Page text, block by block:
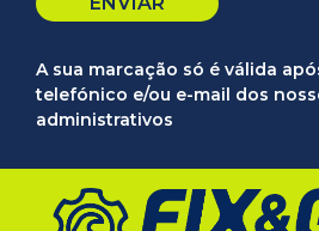
A sua marcação só é válida
telefónico e/ou e-mail dos
administrativos